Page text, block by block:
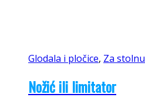
Glodala i pločice, Za
Nožić ili limitator